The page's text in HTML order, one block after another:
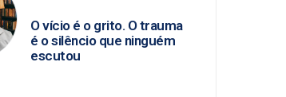
O vício é o grito. O trauma
é o silêncio que ninguém
escutou